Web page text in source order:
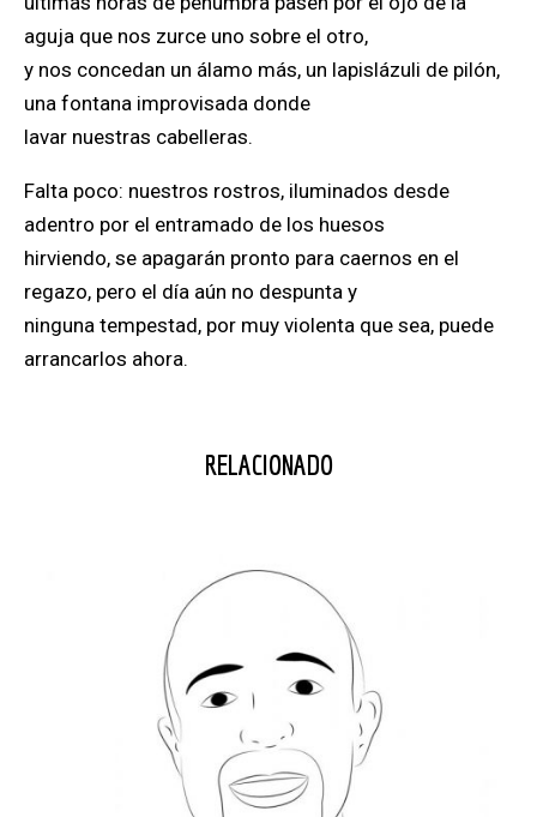
aguja que nos zurce uno sobre el otro,
y nos concedan un álamo más, un lapislázuli de pilón,
una fontana improvisada donde
lavar nuestras cabelleras.
Falta poco: nuestros rostros, iluminados desde
adentro por el entramado de los huesos
hirviendo, se apagarán pronto para caernos en el
regazo, pero el día aún no despunta y
ninguna tempestad, por muy violenta que sea, puede
arrancarlos ahora.
RELACIONADO